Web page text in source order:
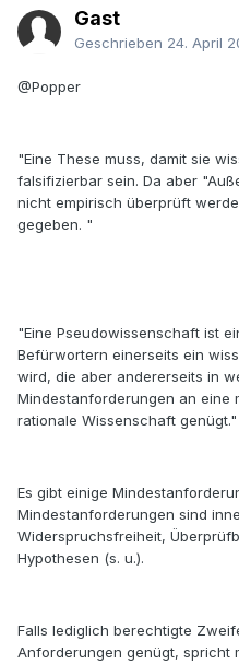
Gast
Geschrieben 24. April
@Popper
"Eine These muss, damit sie
falsifizierbar sein. Da aber
nicht empirisch überprüft
gegeben. "
"Eine Pseudowissenschaft ist
Befürwortern einerseits ein
wird, die aber andererseits in
Mindestanforderungen an eine
rationale Wissenschaft genügt."
Es gibt einige
Mindestanforderungen sind
Widerspruchsfreiheit,
Hypothesen (s. u.).
Falls lediglich berechtigte
Anforderungen genügt, spricht